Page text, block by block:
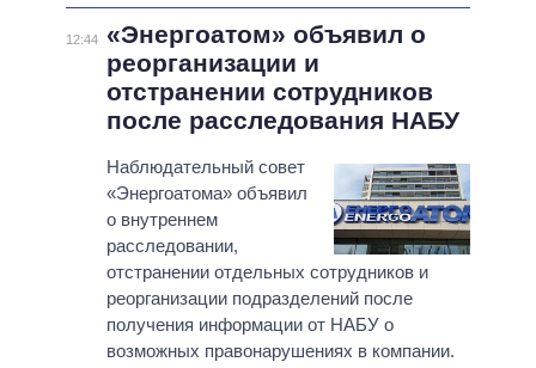
12:44
«Энергоатом» объявил о
реорганизации и
отстранении сотрудников
после расследования НАБУ
Наблюдательный совет
«Энергоатома» объявил
о внутреннем
расследовании,
отстранении отдельных сотрудников и
реорганизации подразделений после
получения информации от НАБУ о
возможных правонарушениях в компании.